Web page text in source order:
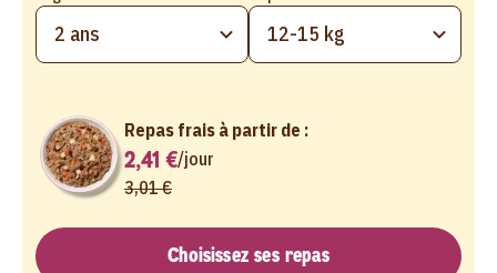
2 ans 12-15 kg
Repas frais à partir de :
2,41 €/jour
3,01 €
Choisissez ses repas